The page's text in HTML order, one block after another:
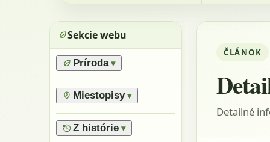
Sekcie webu
Príroda ▾
›Prírodné pomery
› Lesy
›Flóra
›Výnimočné stromy
Miestopisy ▾
›Prírodné rezervácie
›Vrchy
Z histórie ▾
ČLÁNOK
Detailné